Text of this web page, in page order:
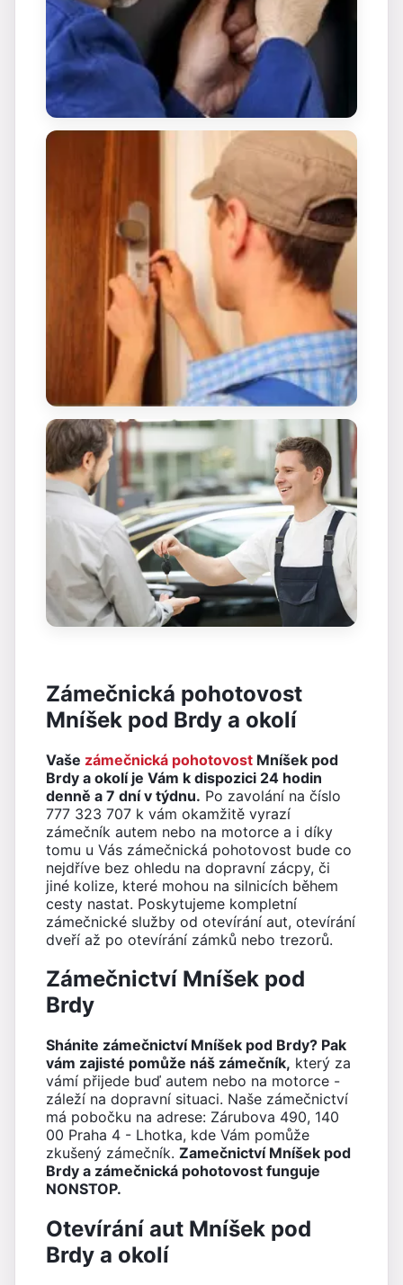
Zámečnická pohotovost
Mníšek pod Brdy a okolí
Vaše zámečnická pohotovost Mníšek pod
Brdy a okolí je Vám k dispozici 24 hodin
denně a 7 dní v týdnu. Po zavolání na číslo
777 323 707 k vám okamžitě vyrazí
zámečník autem nebo na motorce a i díky
tomu u Vás zámečnická pohotovost bude co
nejdříve bez ohledu na dopravní zácpy, či
jiné kolize, které mohou na silnicích během
cesty nastat. Poskytujeme kompletní
zámečnické služby od otevírání aut, otevírání
dveří až po otevírání zámků nebo trezorů.
Zámečnictví Mníšek pod
Brdy
Shánite zámečnictví Mníšek pod Brdy? Pak
vám zajisté pomůže náš zámečník, který za
vámí přijede buď autem nebo na motorce -
záleží na dopravní situaci. Naše zámečnictví
má pobočku na adrese: Zárubova 490, 140
00 Praha 4 - Lhotka, kde Vám pomůže
zkušený zámečník. Zamečnictví Mníšek pod
Brdy a zámečnická pohotovost funguje
NONSTOP.
Otevírání aut Mníšek pod
Brdy a okolí